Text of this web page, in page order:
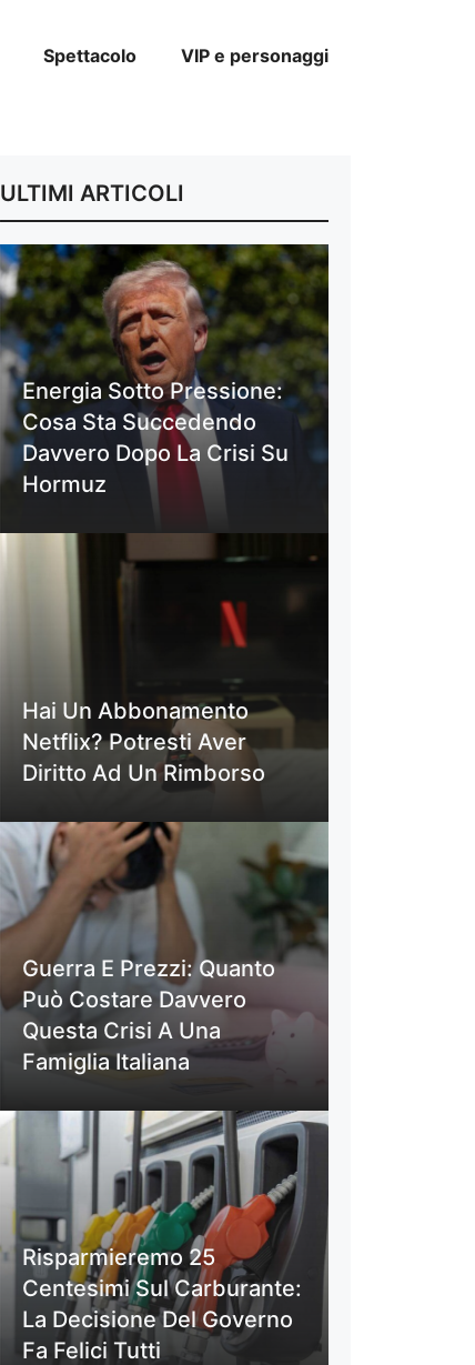
Spettacolo VIP e personaggi
ULTIMI ARTICOLI
Energia Sotto Pressione:
Cosa Sta Succedendo
Davvero Dopo La Crisi Su
Hormuz
Hai Un Abbonamento
Netflix? Potresti Aver
Diritto Ad Un Rimborso
Guerra E Prezzi: Quanto
Può Costare Davvero
Questa Crisi A Una
Famiglia Italiana
Risparmieremo 25
Centesimi Sul Carburante:
La Decisione Del Governo
Fa Felici Tutti